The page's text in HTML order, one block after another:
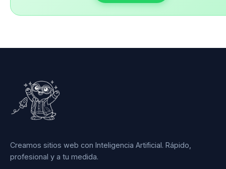
Creamos sitios web con Inteligencia Artificial. Rápido,
profesional y a tu medida.